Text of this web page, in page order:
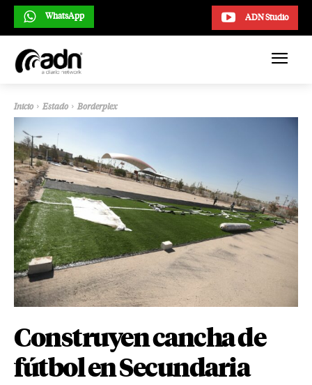
ADN Studio
WhatsApp
Inicio Estado Borderplex
Construyen cancha de
fútbol en Secundaria